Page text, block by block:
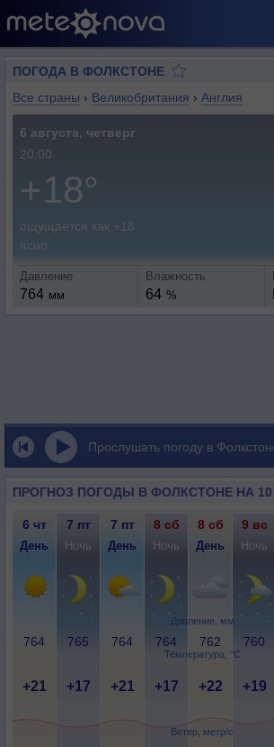
ПОГОДА В ФОЛКСТОНЕ
Все страны › Великобритания › Англия
6 августа, четверг
20:00
+18°
ощущается как +18
ясно
Давление
764 мм
Влажность
64 %
Прослушать погоду в
ПРОГНОЗ ПОГОДЫ В ФОЛКСТОНЕ НА 10
Давление, мм
Температура, °C
Ветер, метр/с
6 чт 7 пт 7 пт 8 сб 8 сб 9 вс
День Ночь День Ночь День Ночь
764 765 764 764 762 760
+21 +17 +21 +17 +22 +19